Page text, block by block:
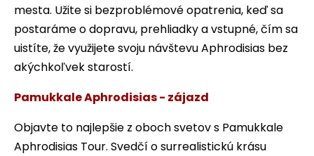
mesta. Užite si bezproblémové opatrenia, keď sa
postaráme o dopravu, prehliadky a vstupné, čím sa
uistíte, že využijete svoju návštevu Aphrodisias bez
akýchkoľvek starostí.
Pamukkale Aphrodisias - zájazd
Objavte to najlepšie z oboch svetov s Pamukkale
Aphrodisias Tour. Svedčí o surrealistickú krásu